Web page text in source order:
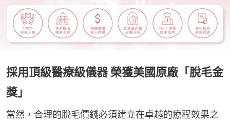
採用頂級醫療級儀器 榮獲美國原廠「脫毛金
獎」
當然，合理的脫毛價錢必須建立在卓越的療程效果之